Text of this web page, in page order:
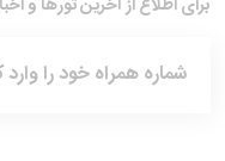
برای اطلاع از آخرین تور‌ها و